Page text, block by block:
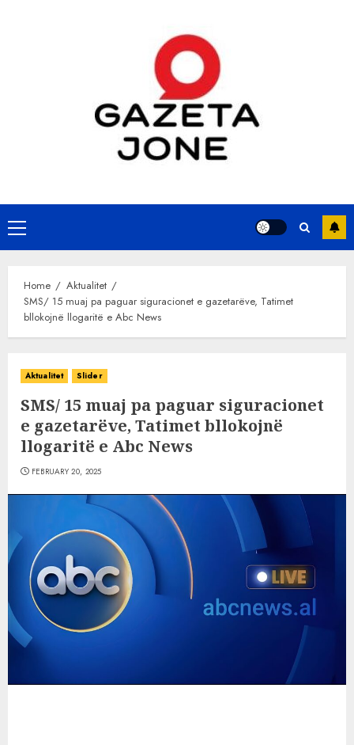
Primary
Menu
Home
Aktualitet
SMS/ 15 muaj pa paguar siguracionet e gazetarëve, Tatimet
bllokojnë llogaritë e Abc News
Aktualitet Slider
SMS/ 15 muaj pa paguar siguracionet
e gazetarëve, Tatimet bllokojnë
llogaritë e Abc News
FEBRUARY 20, 2025